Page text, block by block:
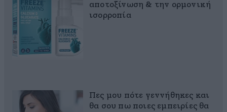
αποτοξίνωση & την ορμονική
ισορροπία
Πες μου πότε γεννήθηκες και
θα σου πω ποιες εμπειρίες θα